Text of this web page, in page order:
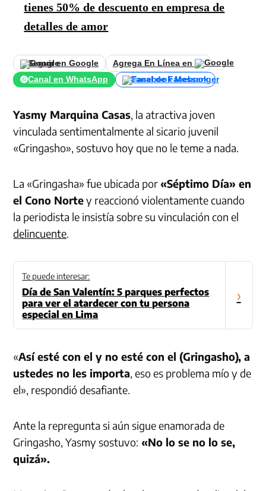
tienes 50% de descuento en empresa de
detalles de amor
Seguir en Google
Agrega En Línea en
Canal en WhatsApp
Canal de Facebook
Yasmy Marquina Casas, la atractiva joven
vinculada sentimentalmente al sicario juvenil
«Gringasho», sostuvo hoy que no le teme a nada.
La «Gringasha» fue ubicada por «Séptimo Día» en
el Cono Nortey reaccionó violentamente cuando
la periodista le insistía sobre su vinculación con el
delincuente.
Te puede interesar:
Día de San Valentín: 5 parques perfectos
para ver el atardecer con tu persona
especial en Lima
›
«Así esté con el y no esté con el (Gringasho), a
ustedes no les importa, eso es problema mío y de
el», respondió desafiante.
Ante la repregunta si aún sigue enamorada de
Gringasho, Yasmy sostuvo: «No lo se no lo se,
quizá».